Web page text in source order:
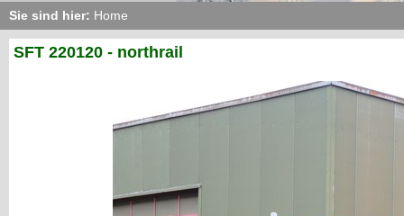
Sie sind hier: Home
SFT 220120 - northrail